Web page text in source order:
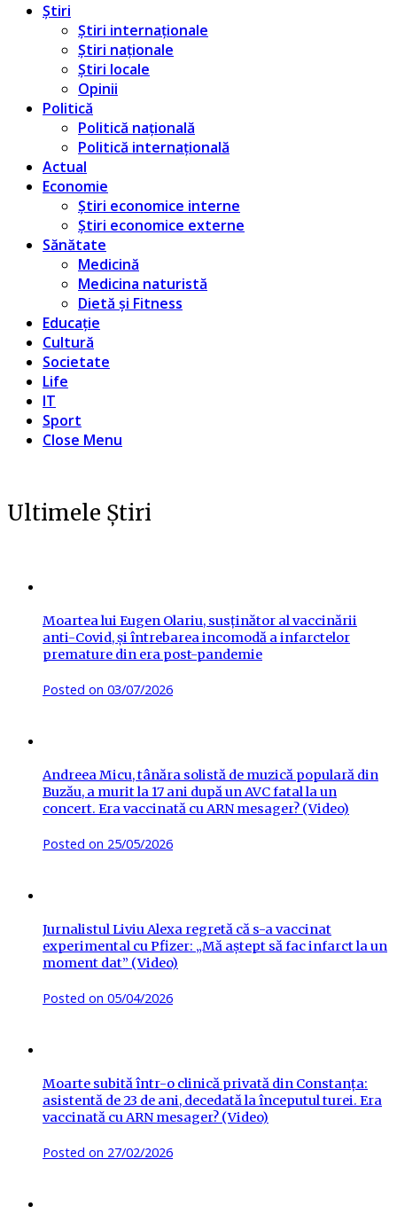
Știri
Știri internaționale
Știri naționale
Știri locale
Opinii
Politică
Politică națională
Politică internațională
Actual
Economie
Știri economice interne
Știri economice externe
Sănătate
Medicină
Medicina naturistă
Dietă și Fitness
Educație
Cultură
Societate
Life
IT
Sport
Close Menu
Ultimele Știri
Moartea lui Eugen Olariu, susținător al vaccinării
anti-Covid, și întrebarea incomodă a infarctelor
premature din era post-pandemie
Posted on 03/07/2026
Andreea Micu, tânăra solistă de muzică populară din
Buzău, a murit la 17 ani după un AVC fatal la un
concert. Era vaccinată cu ARN mesager? (Video)
Posted on 25/05/2026
Jurnalistul Liviu Alexa regretă că s-a vaccinat
experimental cu Pfizer: „Mă aștept să fac infarct la un
moment dat” (Video)
Posted on 05/04/2026
Moarte subită într-o clinică privată din Constanța:
asistentă de 23 de ani, decedată la începutul turei. Era
vaccinată cu ARN mesager? (Video)
Posted on 27/02/2026